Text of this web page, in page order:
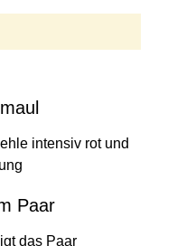
intensiv rot und
Paar
das Paar